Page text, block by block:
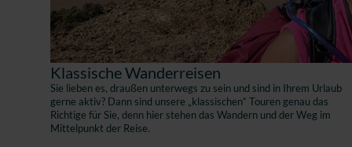
Klassische Wanderreisen
Sie lieben es, draußen unterwegs zu sein und sind in Ihrem Urlaub
gerne aktiv? Dann sind unsere „klassischen“ Touren genau das
Richtige für Sie, denn hier stehen das Wandern und der Weg im
Mittelpunkt der Reise.